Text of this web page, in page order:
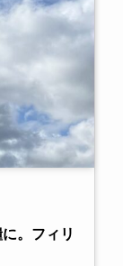
。フィリ